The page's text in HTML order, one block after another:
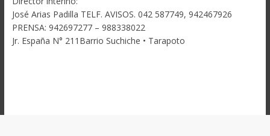
José Arias Padilla TELF. AVISOS. 042 587749, 942467926
PRENSA: 942697277 – 988338022
Jr. España N° 211Barrio Suchiche • Tarapoto